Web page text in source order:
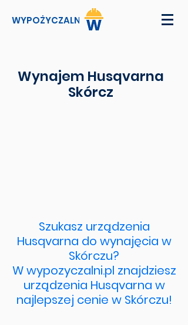
WYPOŻYCZALNI
Wynajem Husqvarna
Skórcz
Szukasz urządzenia
Husqvarna do wynajęcia w
Skórczu?
W wypozyczalni.pl znajdziesz
urządzenia Husqvarna w
najlepszej cenie w Skórczu!